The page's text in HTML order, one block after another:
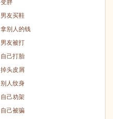
变胖
男友买鞋
拿别人的钱
男友被打
自己打胎
掉头皮屑
别人纹身
自己劝架
自己被骗